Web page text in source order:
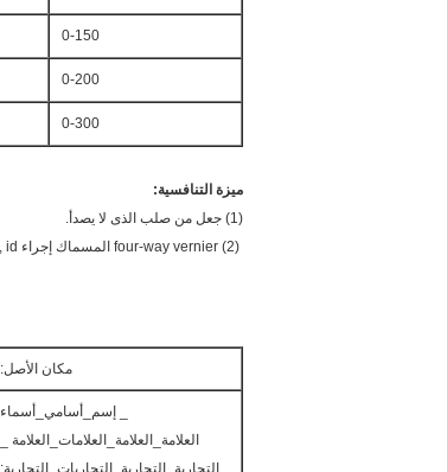
0-150
0-200
0-300
ميزة التنافسية:
(1) جعل من صلب الذى لا يصدأ.
(2) four-way vernier المسماك إجراء od, id, عمق & steps
مكان الأصل:
_ إسم_أسامي_أسماء
العلامة_العلامة_العلامات_العلامة _
التجارية_التجارية_التجاريات_التجارية: